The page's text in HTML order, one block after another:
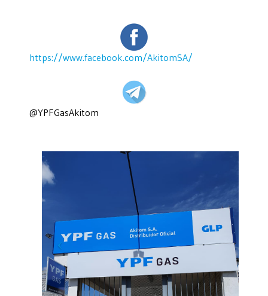
https://www.facebook.com/AkitomSA/
@YPFGasAkitom